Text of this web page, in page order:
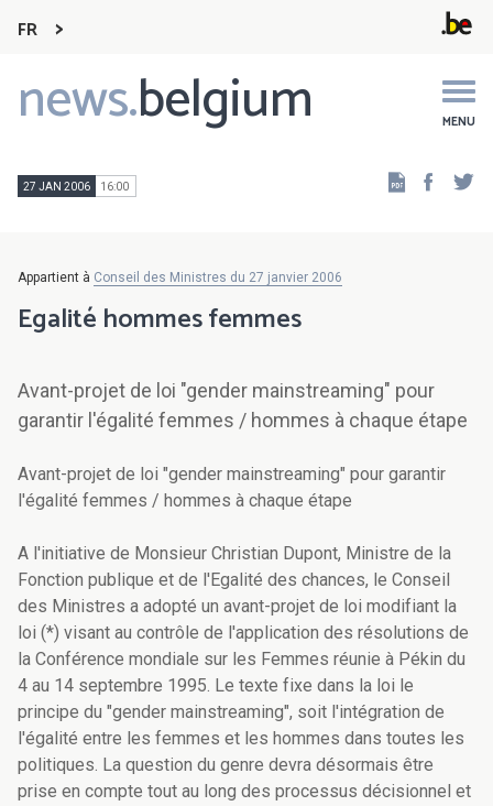
FR
news.belgium MENU
Main
navigation
27 JAN 2006 16:00
Appartient à Conseil des Ministres du 27 janvier 2006
Egalité hommes femmes
Avant-projet de loi "gender mainstreaming" pour
garantir l'égalité femmes / hommes à chaque étape
Avant-projet de loi "gender mainstreaming" pour garantir
l'égalité femmes / hommes à chaque étape
A l'initiative de Monsieur Christian Dupont, Ministre de la
Fonction publique et de l'Egalité des chances, le Conseil
des Ministres a adopté un avant-projet de loi modifiant la
loi (*) visant au contrôle de l'application des résolutions de
la Conférence mondiale sur les Femmes réunie à Pékin du
4 au 14 septembre 1995. Le texte fixe dans la loi le
principe du "gender mainstreaming", soit l'intégration de
l'égalité entre les femmes et les hommes dans toutes les
politiques. La question du genre devra désormais être
prise en compte tout au long des processus décisionnel et